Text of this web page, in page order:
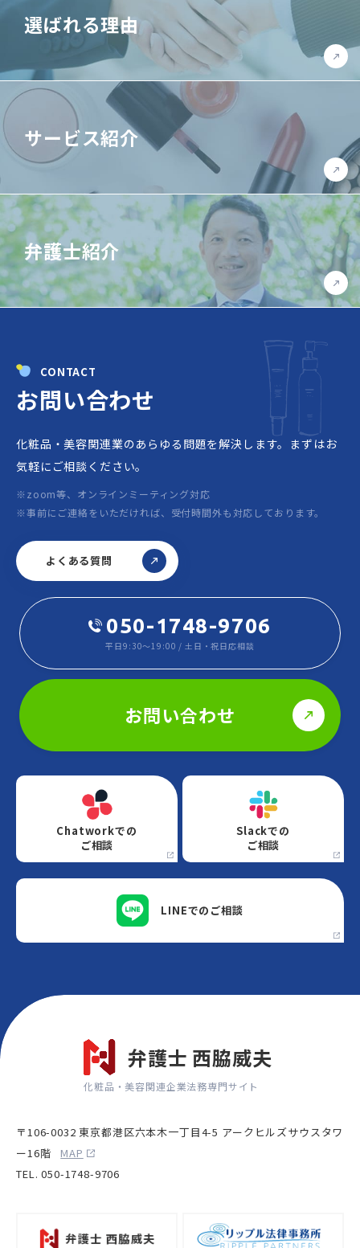
選ばれる理由
サービス紹介
弁護士紹介
CONTACT
お問い合わせ
化粧品・美容関連業のあらゆる問題を解決します。 まずはお
気軽にご相談ください。
※zoom等、オンラインミーティング対応
※事前にご連絡をいただければ、受付時間外も対応しております。
よくある質問
050-1748-9706
平日9:30～19:00 / 土日・祝日応相談
お問い合わせ
Chatworkでの
ご相談
Slackでの
ご相談
LINEでの ご相談
弁護士 西脇威夫
化粧品・美容関連企業法務専門サイト
〒106-0032 東京都港区六本木一丁目4-5 アークヒルズサウスタワ
ー16階
MAP
TEL. 050-1748-9706